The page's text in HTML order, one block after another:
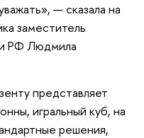
— сказала на
заместитель
РФ Людмила
представляет
игральный куб, на
решения,